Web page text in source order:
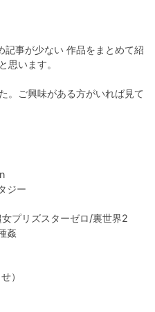
事が少ない 作品をまとめて紹
思います。
。ご興味がある方がいれば見て
ジー
プリズスターゼロ/裏世界2
姦
）